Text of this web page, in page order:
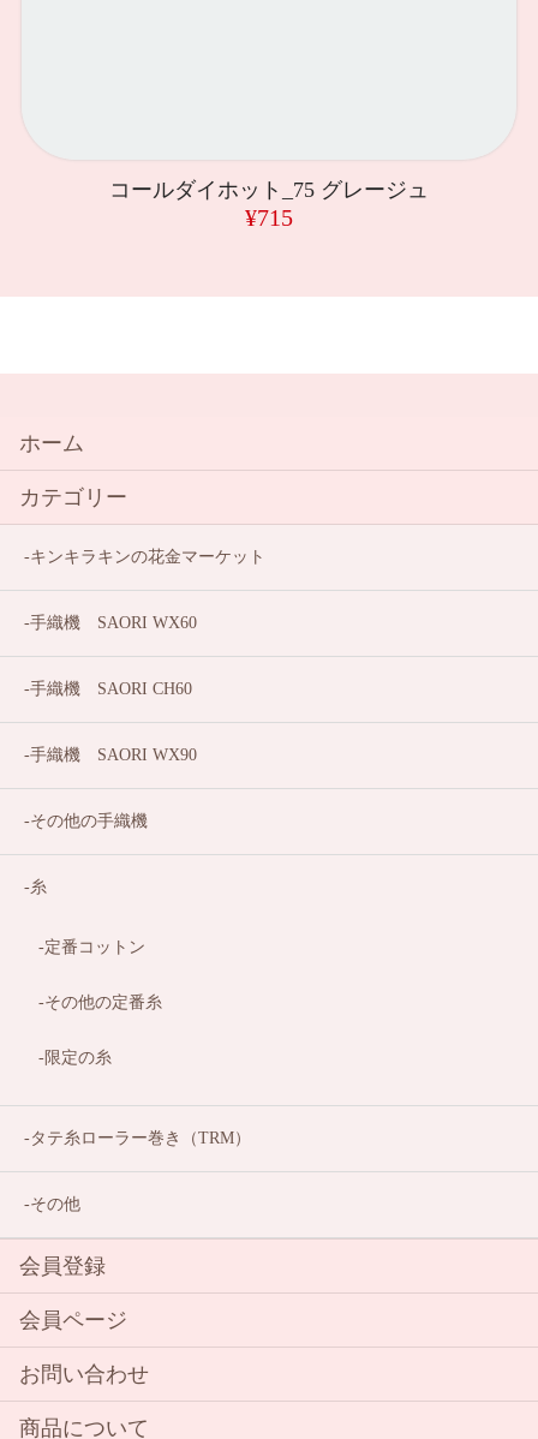
コールダイホット_75 グレージュ
¥715
ホーム
カテゴリー
キンキラキンの花金マーケット
手織機 SAORI WX60
手織機 SAORI CH60
手織機 SAORI WX90
その他の手織機
糸
定番コットン
その他の定番糸
限定の糸
タテ糸ローラー巻き（TRM）
その他
会員登録
会員ページ
お問い合わせ
商品について